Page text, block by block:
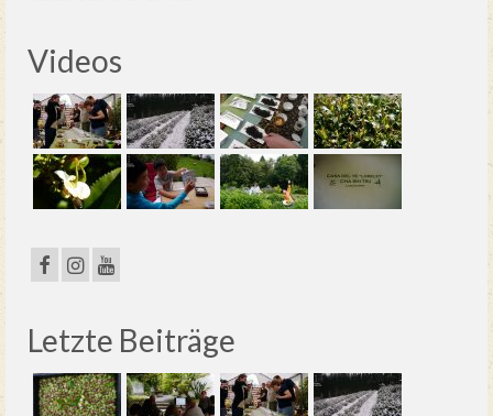
Videos
Letzte Beiträge